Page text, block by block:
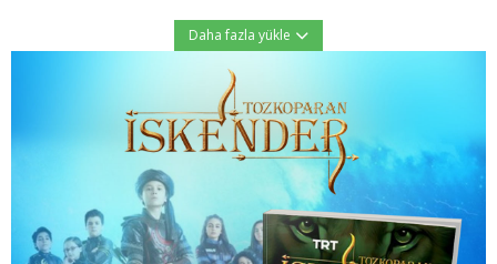
Daha fazla yükle